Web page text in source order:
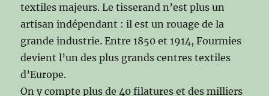
textiles majeurs. Le tisserand n’est plus un
artisan indépendant : il est un rouage de la
grande industrie. Entre 1850 et 1914, Fourmies
devient l’un des plus grands centres textiles
d’Europe.
On y compte plus de 40 filatures et des milliers